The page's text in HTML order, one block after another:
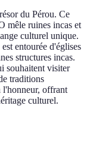
du Pérou. Ce
mêle ruines incas et
culturel unique.
entourée d'églises
structures incas.
souhaitent visiter
traditions
l'honneur, offrant
culturel.